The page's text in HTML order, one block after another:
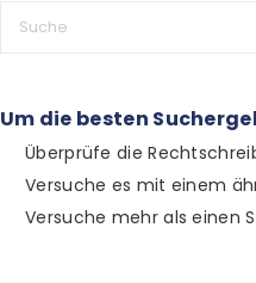
Um die besten
Überprüfe die
Versuche es mit einem
Versuche mehr als einen